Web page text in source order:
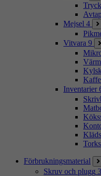
Mejsel 4
Vitvara 9
Inventarier
Förbrukningsmaterial
Skruv och plugg